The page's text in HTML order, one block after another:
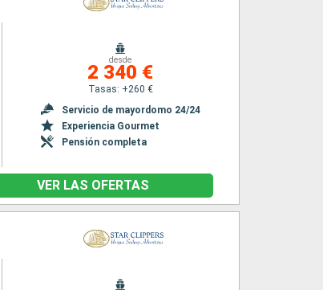
desde
2 340 €
Tasas: +260 €
Servicio de mayordomo 24/24
Experiencia Gourmet
Pensión completa
VER LAS OFERTAS